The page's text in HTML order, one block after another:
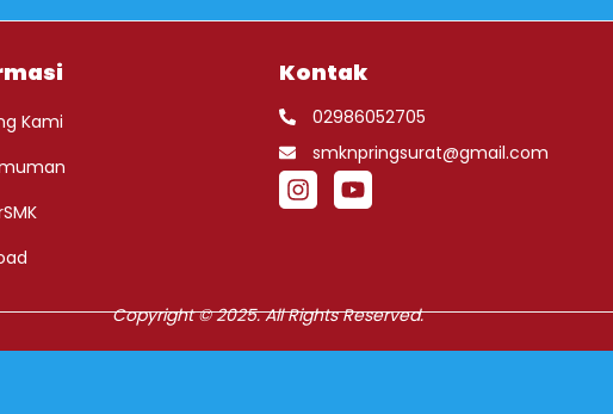
Kami
Kontak
02986052705
smknpringsurat@gmail.com
Copyright © 2025. All Rights Reserved.